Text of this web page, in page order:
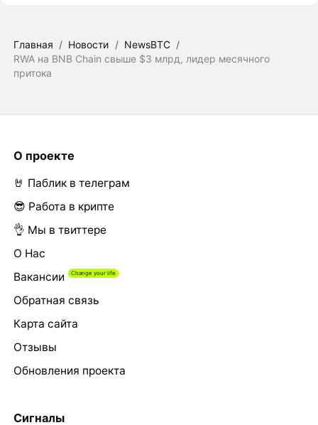
Главная / Новости / NewsBTC /
RWA на BNB Chain свыше $3 млрд, лидер месячного
притока
О проекте
🤘 Паблик в телеграм
😎 Работа в крипте
👌 Мы в твиттере
О Нас
Вакансии
Обратная связь
Карта сайта
Отзывы
Обновления проекта
Сигналы